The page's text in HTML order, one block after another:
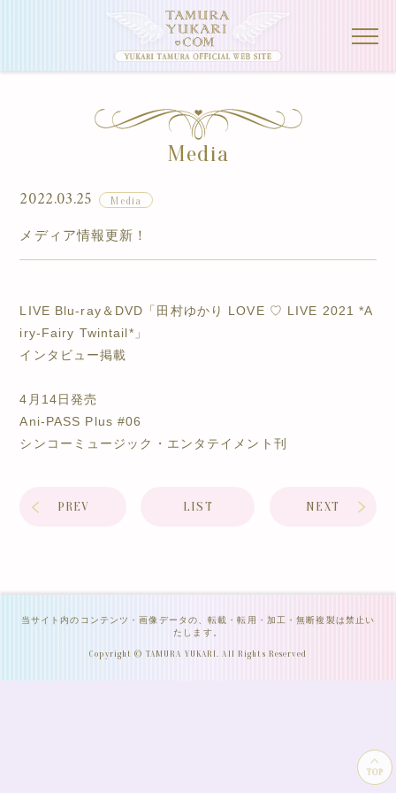
Media
2022.03.25 Media
メディア情報更新！
LIVE Blu-ray＆DVD「田村ゆかり LOVE ♡ LIVE 2021 *A
iry-Fairy Twintail*」
インタビュー掲載
4月14日発売
Ani-PASS Plus #06
シンコーミュージック・エンタテイメント刊
PREV LIST NEXT
当サイト内のコンテンツ・画像データの、転載・転用・加工・無断複製は禁止い
たします。
Copyright © TAMURA YUKARI. All Rights Reserved